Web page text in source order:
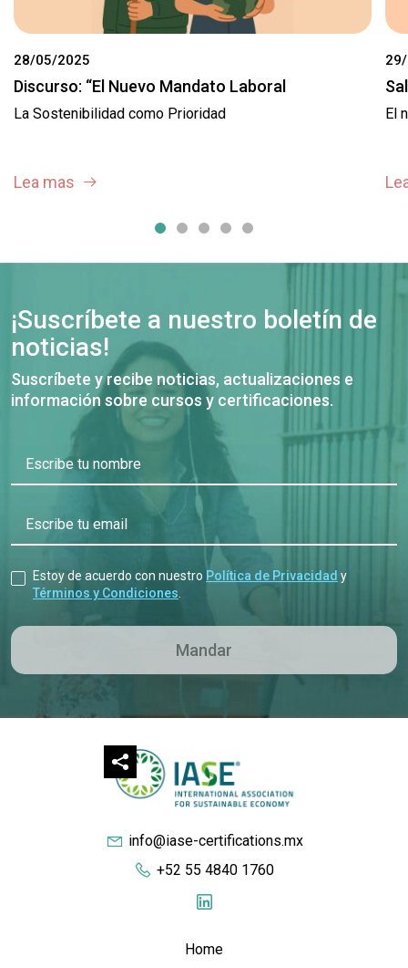
28/05/2025
Discurso: “El Nuevo Mandato Laboral
La Sostenibilidad como Prioridad
Lea mas
El
¡Suscríbete a nuestro boletín de
noticias!
Suscríbete y recibe noticias, actualizaciones e
información sobre cursos y certificaciones.
Escribe tu nombre
Escribe tu email
Estoy de acuerdo con nuestro Política de Privacidad y
Términos y Condiciones
info@iase-certifications.mx
+52 55 4840 1760
Home